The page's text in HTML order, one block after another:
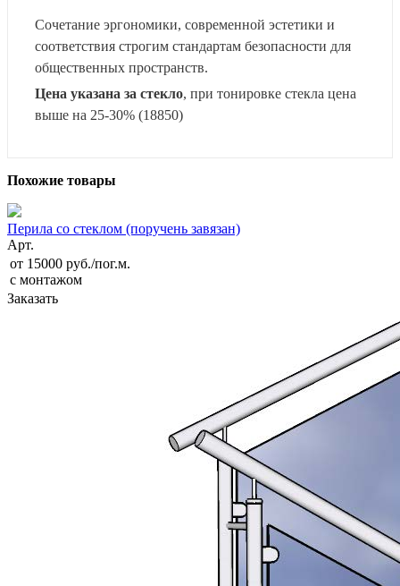
Сочетание эргономики, современной эстетики и
соответствия строгим стандартам безопасности для
общественных пространств.
Цена указана за стекло, при тонировке стекла цена
выше на 25-30% (18850)
Похожие товары
Перила со стеклом (поручень завязан)
Арт.
от 15000 руб./пог.м.
с монтажом
Заказать